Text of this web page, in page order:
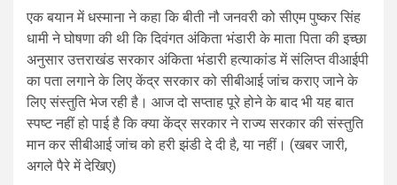
एक बयान में धस्माना ने कहा कि बीती नौ जनवरी को सीएम पुष्कर सिंह
धामी ने घोषणा की थी कि दिवंगत अंकिता भंडारी के माता पिता की इच्छा
अनुसार उत्तराखंड सरकार अंकिता भंडारी हत्याकांड में संलिप्त वीआईपी
का पता लगाने के लिए केंद्र सरकार को सीबीआई जांच कराए जाने के
लिए संस्तुति भेज रही है। आज दो सप्ताह पूरे होने के बाद भी यह बात
स्पष्ट नहीं हो पाई है कि क्या केंद्र सरकार ने राज्य सरकार की संस्तुति
मान कर सीबीआई जांच को हरी झंडी दे दी है, या नहीं। (खबर जारी,
अगले पैरे में देखिए)